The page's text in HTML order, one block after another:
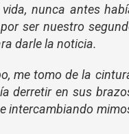
nunca antes
ser nuestro
darle la noticia.
me tomo de la
derretir en sus
intercambiando